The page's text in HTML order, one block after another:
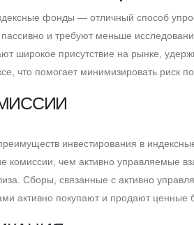
фонды — отличный способ
и требуют меньше
широкое присутствие на рынке,
что помогает минимизировать риск
инвестирования в
комиссии, чем активно управляемые
Cборы, связанные с активно
активно покупают и продают ценные